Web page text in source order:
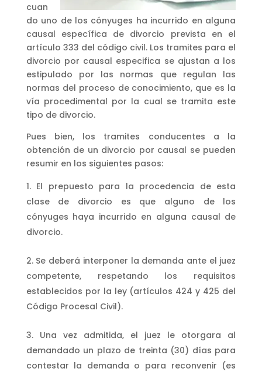
cuan
do uno de los cónyuges ha incurrido en alguna
causal específica de divorcio prevista en el
artículo 333 del código civil. Los tramites para el
divorcio por causal especifica se ajustan a los
estipulado por las normas que regulan las
normas del proceso de conocimiento, que es la
vía procedimental por la cual se tramita este
tipo de divorcio.
Pues bien, los tramites conducentes a la
obtención de un divorcio por causal se pueden
resumir en los siguientes pasos:
El prepuesto para la procedencia de esta
clase de divorcio es que alguno de los
cónyuges haya incurrido en alguna causal de
divorcio.
Se deberá interponer la demanda ante el juez
competente, respetando los requisitos
establecidos por la ley (artículos 424 y 425 del
Código Procesal Civil).
Una vez admitida, el juez le otorgara al
demandado un plazo de treinta (30) días para
contestar la demanda o para reconvenir (es